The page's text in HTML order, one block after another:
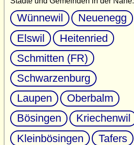
Wünnewil
Neuenegg
Elswil
Heitenried
Schmitten (FR)
Schwarzenburg
Laupen
Oberbalm
Bösingen
Kriechenwil
Kleinbösingen
Tafers